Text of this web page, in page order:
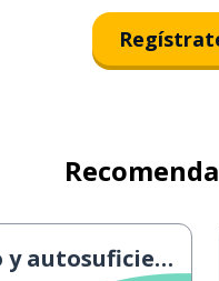
autosuficiente